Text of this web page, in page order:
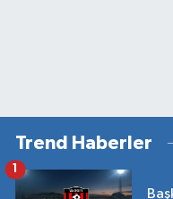
Trend Haberler
1